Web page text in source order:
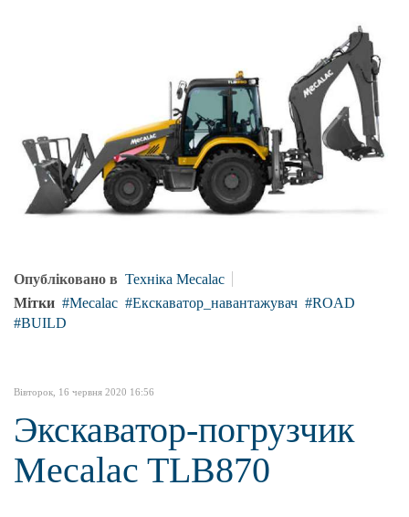
Опубліковано в Техніка Mecalac
Мітки
Mecalac Екскаватор_навантажувач
ROAD
BUILD
Вівторок, 16 червня 2020 16:56
Экскаватор-погрузчик
Mecalac TLB870